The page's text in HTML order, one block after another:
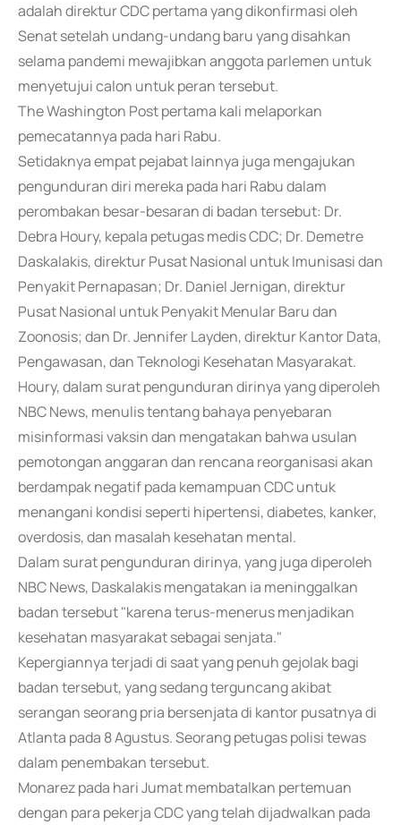
adalah direktur CDC pertama yang dikonfirmasi oleh
Senat setelah undang-undang baru yang disahkan
selama pandemi mewajibkan anggota parlemen untuk
menyetujui calon untuk peran tersebut.
The Washington Post pertama kali melaporkan
pemecatannya pada hari Rabu.
Setidaknya empat pejabat lainnya juga mengajukan
pengunduran diri mereka pada hari Rabu dalam
perombakan besar-besaran di badan tersebut: Dr.
Debra Houry, kepala petugas medis CDC; Dr. Demetre
Daskalakis, direktur Pusat Nasional untuk Imunisasi dan
Penyakit Pernapasan; Dr. Daniel Jernigan, direktur
Pusat Nasional untuk Penyakit Menular Baru dan
Zoonosis; dan Dr. Jennifer Layden, direktur Kantor Data,
Pengawasan, dan Teknologi Kesehatan Masyarakat.
Houry, dalam surat pengunduran dirinya yang diperoleh
NBC News, menulis tentang bahaya penyebaran
misinformasi vaksin dan mengatakan bahwa usulan
pemotongan anggaran dan rencana reorganisasi akan
berdampak negatif pada kemampuan CDC untuk
menangani kondisi seperti hipertensi, diabetes, kanker,
overdosis, dan masalah kesehatan mental.
Dalam surat pengunduran dirinya, yang juga diperoleh
NBC News, Daskalakis mengatakan ia meninggalkan
badan tersebut "karena terus-menerus menjadikan
kesehatan masyarakat sebagai senjata."
Kepergiannya terjadi di saat yang penuh gejolak bagi
badan tersebut, yang sedang terguncang akibat
serangan seorang pria bersenjata di kantor pusatnya di
Atlanta pada 8 Agustus. Seorang petugas polisi tewas
dalam penembakan tersebut.
Monarez pada hari Jumat membatalkan pertemuan
dengan para pekerja CDC yang telah dijadwalkan pada